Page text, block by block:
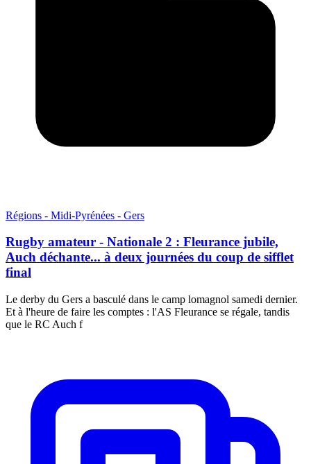
Régions - Midi-Pyrénées - Gers
Rugby amateur - Nationale 2 : Fleurance jubile,
Auch déchante... à deux journées du coup de sifflet
final
Le derby du Gers a basculé dans le camp lomagnol samedi dernier.
Et à l'heure de faire les comptes : l'AS Fleurance se régale, tandis
que le RC Auch f